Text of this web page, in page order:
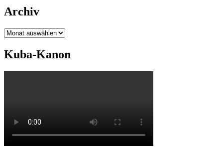
Archiv
Archiv
Kuba-Kanon